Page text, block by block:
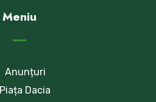
Meniu
Anunțuri
Piața Dacia